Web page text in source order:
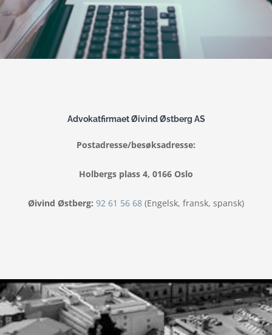
Advokatfirmaet Øivind Østberg AS
Postadresse/besøksadresse:
Holbergs plass 4, 0166 Oslo
Øivind Østberg: 92 61 56 68 (Engelsk, fransk, spansk)